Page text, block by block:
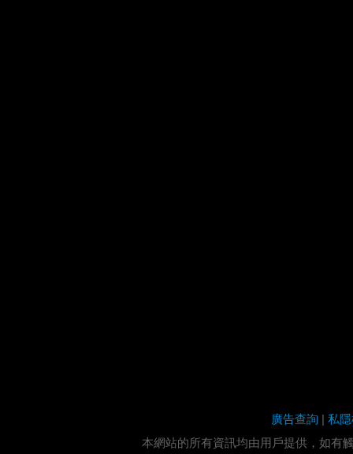
廣告查詢 | 私
本網站的所有資訊均由用戶提供，如有